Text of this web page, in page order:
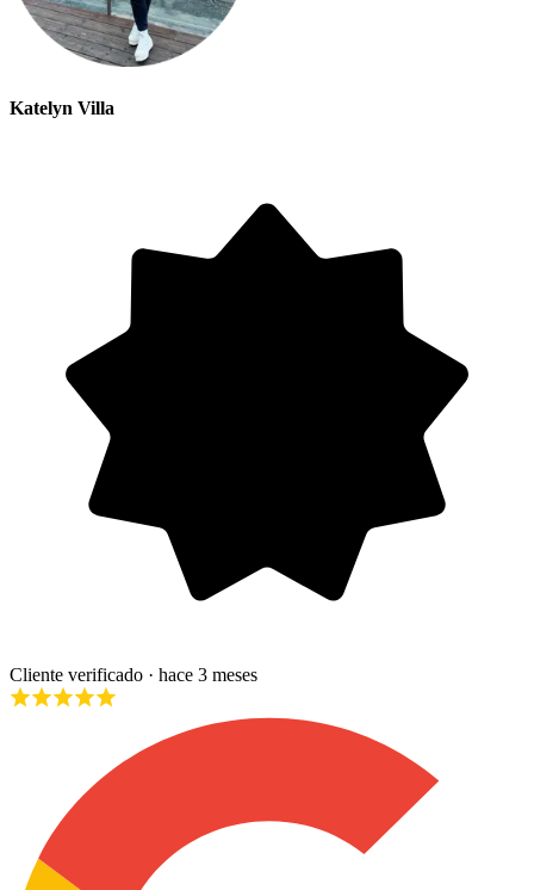
Katelyn Villa
Cliente verificado · hace 3 meses